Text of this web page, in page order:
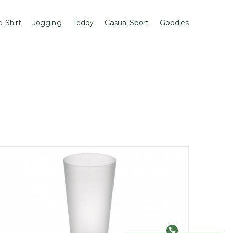
Shirt Jogging Teddy Casual Sport Goodies